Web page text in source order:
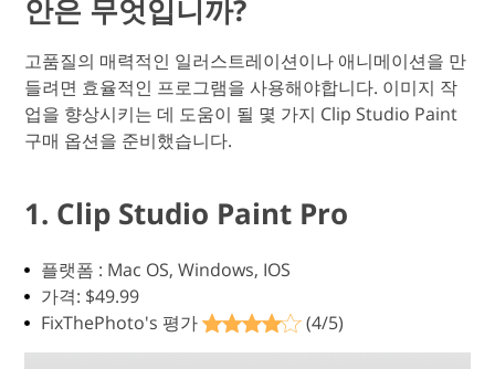
안은 무엇입니까?
고품질의 매력적인 일러스트레이션이나 애니메이션을 만
들려면 효율적인 프로그램을 사용해야합니다. 이미지 작
업을 향상시키는 데 도움이 될 몇 가지 Clip Studio Paint
구매 옵션을 준비했습니다.
1. Clip Studio Paint Pro
플랫폼 : Mac OS, Windows, IOS
가격: $49.99
FixThePhoto's 평가
(4/5)